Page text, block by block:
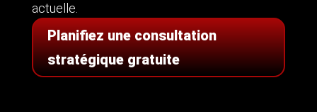
actuelle.
Planifiez une consultation
stratégique gratuite